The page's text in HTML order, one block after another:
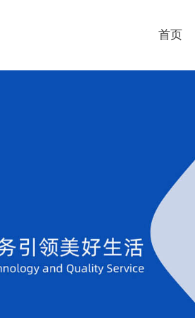
首页